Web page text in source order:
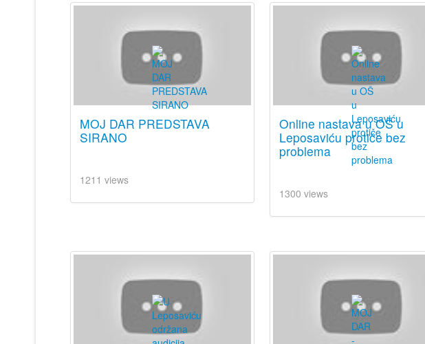
MOJ DAR PREDSTAVA
SIRANO
1211 views
Online nastava u OŠ u
Leposaviću protiče bez
problema
1300 views